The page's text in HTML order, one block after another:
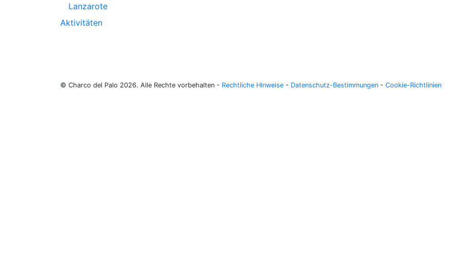
Lanzarote
Aktivitäten
© Charco del Palo 2026. Alle Rechte vorbehalten - Rechtliche Hinweise - Datenschutz-Bestimmungen - Cookie-Richtlinien